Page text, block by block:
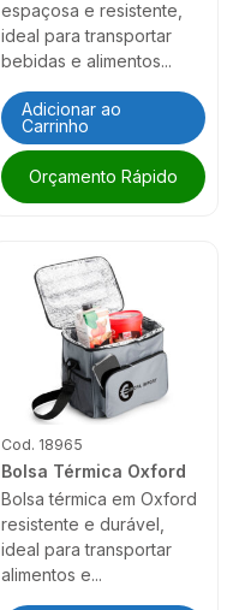
espaçosa e resistente,
ideal para transportar
bebidas e alimentos...
Adicionar ao
Carrinho
Orçamento Rápido
Cod. 18965
Bolsa Térmica Oxford
Bolsa térmica em Oxford
resistente e durável,
ideal para transportar
alimentos e...